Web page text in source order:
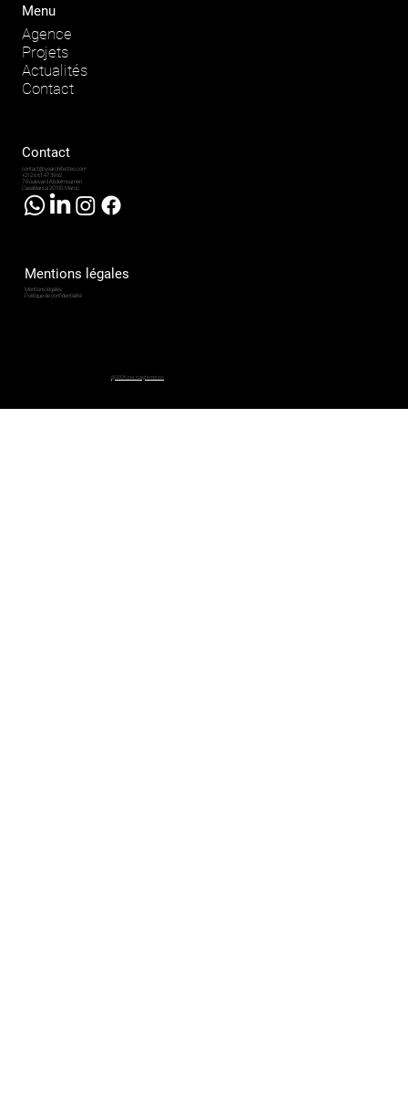
Mentions légales
Mentions légales
Politique de confidentialité
Contact
contact@ysarchitectes.com
+212 6 61 47 39 62
7 Boulevard Abdelmoumen
Casablanca 20100, Maroc
@2026 par insightmotion
Menu
Agence
Projets
Actualités
Contact